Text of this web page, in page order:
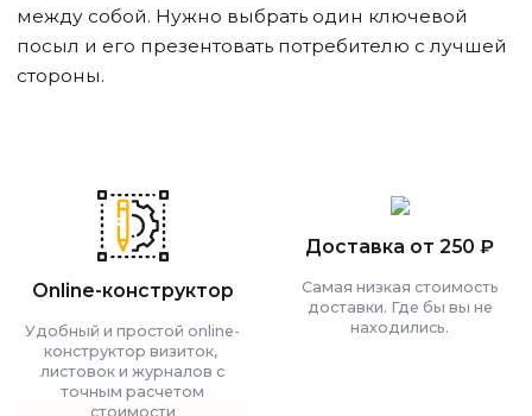
между собой. Нужно выбрать один ключевой
посыл и его презентовать потребителю с лучшей
стороны.
Online-конструктор
Удобный и простой online-
конструктор визиток,
листовок и журналов с
точным расчетом
стоимости
Доставка от 250 ₽
Самая низкая стоимость
доставки. Где бы вы не
находились.